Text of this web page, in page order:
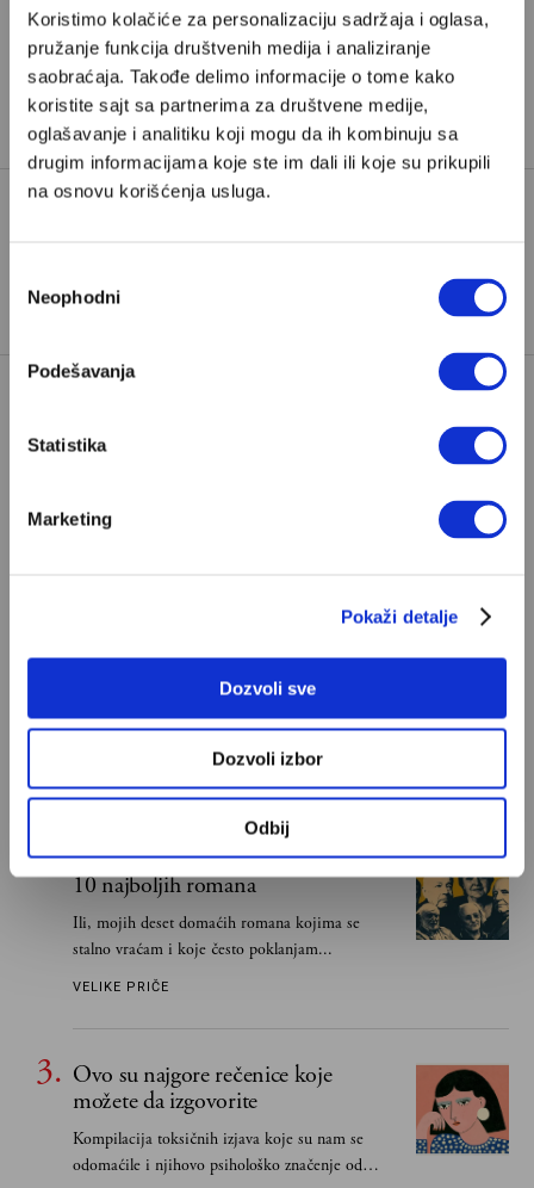
Koristimo kolačiće za personalizaciju sadržaja i oglasa,
pružanje funkcija društvenih medija i analiziranje
saobraćaja. Takođe delimo informacije o tome kako
koristite sajt sa partnerima za društvene medije,
oglašavanje i analitiku koji mogu da ih kombinuju sa
drugim informacijama koje ste im dali ili koje su prikupili
na osnovu korišćenja usluga.
сагласности
Neophodni
Podešavanja
Statistika
Marketing
Pokaži detalje
Dozvoli sve
Dozvoli izbor
Odbij
Već imate nalog?Ulogujte se
Željko Pantelićje novinar iz Rima i urednik geopolitike
u Velikim pričama
SEVERNI POL
do Mihaila Lalića i Slavenke Drakulić...
Snježana Banović: Ovo je moja lista
10 najboljih romana
Ili, mojih deset domaćih romana kojima se
stalno vraćam i koje često poklanjam...
VELIKE PRIČE
Ovo su najgore rečenice koje
možete da izgovorite
Kompilacija toksičnih izjava koje su nam se
odomaćile i njihovo psihološko značenje od